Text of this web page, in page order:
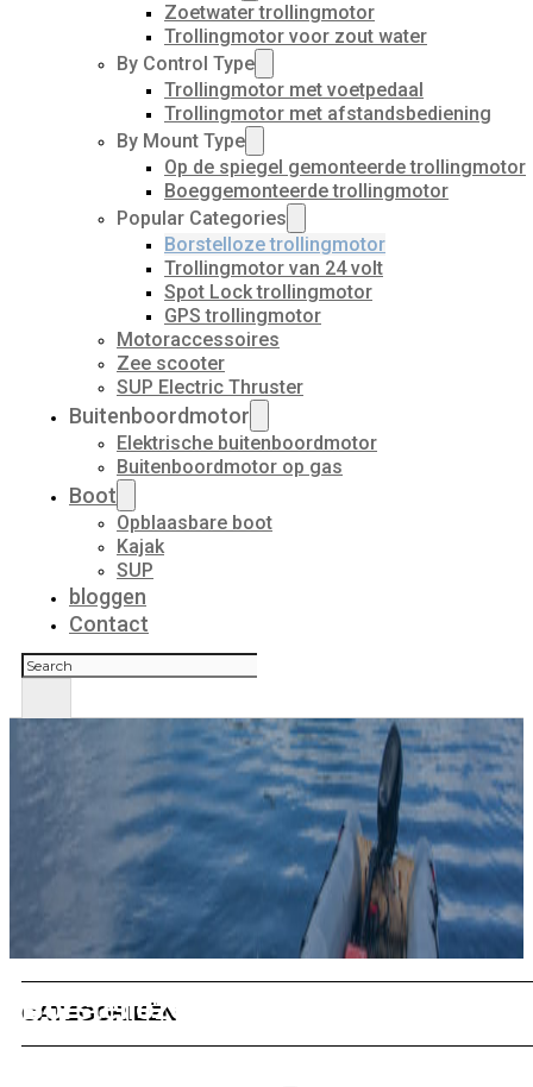
Zoetwater trollingmotor
Trollingmotor voor zout water
By Control Type
Trollingmotor met voetpedaal
Trollingmotor met afstandsbediening
By Mount Type
Op de spiegel gemonteerde trollingmotor
Boeggemonteerde trollingmotor
Popular Categories
Borstelloze trollingmotor
Trollingmotor van 24 volt
Spot Lock trollingmotor
GPS trollingmotor
Motoraccessoires
Zee scooter
SUP Electric Thruster
Buitenboordmotor
Elektrische buitenboordmotor
Buitenboordmotor op gas
Boot
Opblaasbare boot
Kajak
SUP
bloggen
Contact
Zoeken
Borstelloze trollingmotor
CATEGORIEËN